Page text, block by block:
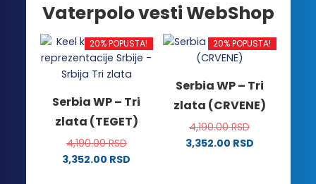
Vaterpolo vesti WebShop
20% POPUSTA!
Serbia WP – Tri
zlata (TEGET)
4,190.00RSD
3,352.00 RSD
20% POPUSTA!
Serbia WP – Tri
zlata (CRVENE)
4,190.00RSD
3,352.00 RSD